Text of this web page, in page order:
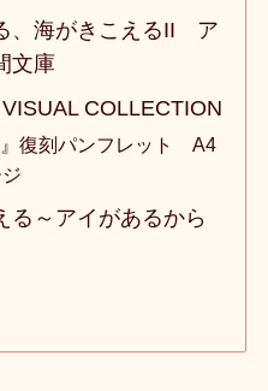
、海がきこえるII ア
文庫
COLLECTION
』復刻パンフレット A4
る～アイがあるから